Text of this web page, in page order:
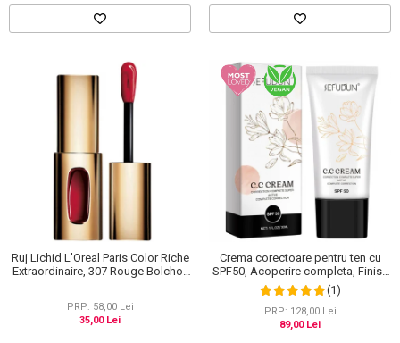
Ruj Lichid L'Oreal Paris Color Riche
Extraordinaire, 307 Rouge Bolchoi,
PRP: 58,00 Lei
35,00 Lei
Crema corectoare pentru ten cu
SPF50, Acoperire completa, Finish
mat, Rezistenta, Anti Roseata, CC
Cream Sefudun, 30 ml
(1)
PRP: 128,00 Lei
89,00 Lei